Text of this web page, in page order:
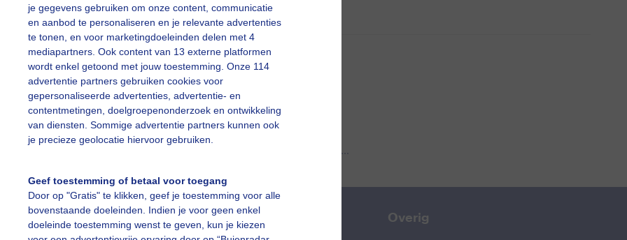
je gegevens gebruiken om onze content, communicatie
en aanbod te personaliseren en je relevante advertenties
te tonen, en voor marketingdoeleinden delen met 4
mediapartners. Ook content van 13 externe platformen
wordt enkel getoond met jouw toestemming. Onze 114
advertentie partners gebruiken cookies voor
gepersonaliseerde advertenties, advertentie- en
contentmetingen, doelgroepenonderzoek en ontwikkeling
van diensten. Sommige advertentie partners kunnen ook
je precieze geolocatie hiervoor gebruiken.
Geef toestemming of betaal voor toegang
Door op "Gratis" te klikken, geef je toestemming voor alle
bovenstaande doeleinden. Indien je voor geen enkel
doeleinde toestemming wenst te geven, kun je kiezen
slideshow
Mijn weer Overig